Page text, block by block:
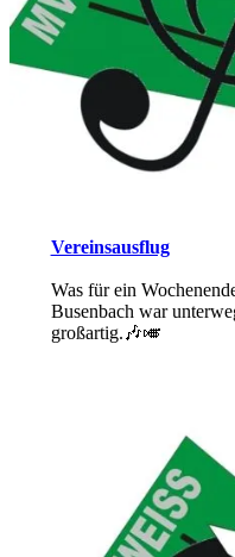
Vereinsausflug
Was für ein
Busenbach war
großartig.🎶🎺